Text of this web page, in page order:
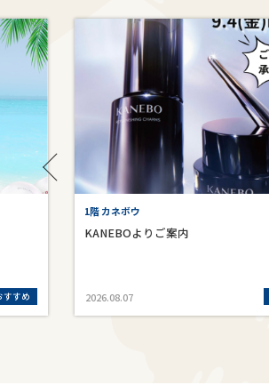
すすめ
1階 カネボウ
KANEBOよりご案内
2026.08.07